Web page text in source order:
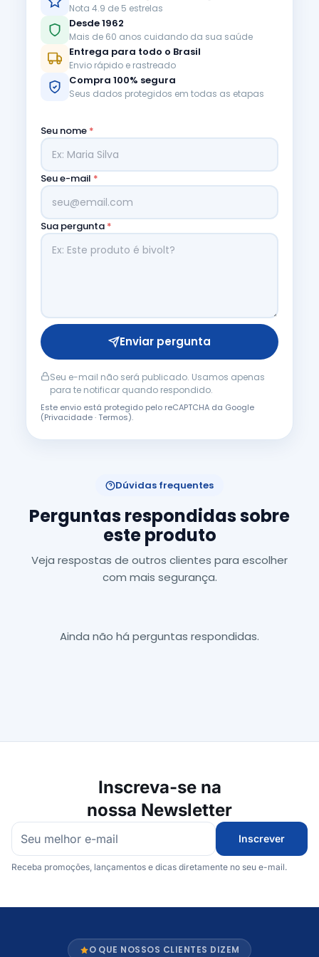
Nota 4.9 de 5 estrelas
Desde 1962
Mais de 60 anos cuidando da sua saúde
Entrega para todo o Brasil
Envio rápido e rastreado
Compra 100% segura
Seus dados protegidos em todas as etapas
Seu nome *
Seu e-mail *
Sua pergunta *
Enviar pergunta
Seu e-mail não será publicado. Usamos apenas
para te notificar quando respondido.
Este envio está protegido pelo reCAPTCHA da Google
(Privacidade·Termos).
Dúvidas frequentes
Perguntas respondidas sobre
este produto
Veja respostas de outros clientes para escolher
com mais segurança.
Ainda não há perguntas respondidas.
Inscreva-se na
nossa Newsletter
Inscrever
Receba promoções, lançamentos e dicas diretamente no seu e-mail.
O QUE NOSSOS CLIENTES DIZEM